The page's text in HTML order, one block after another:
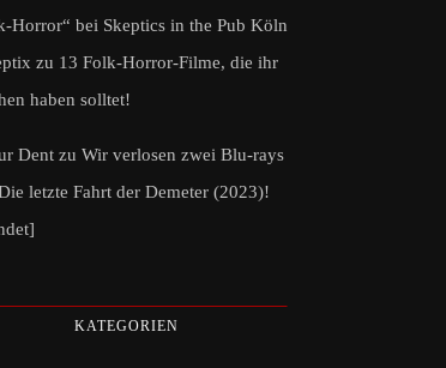
Horror“ bei Skeptics in the Pub Köln
zu 13 Folk-Horror-Filme, die ihr
haben solltet!
Dent zu Wir verlosen zwei Blu-rays
letzte Fahrt der Demeter (2023)!
KATEGORIEN